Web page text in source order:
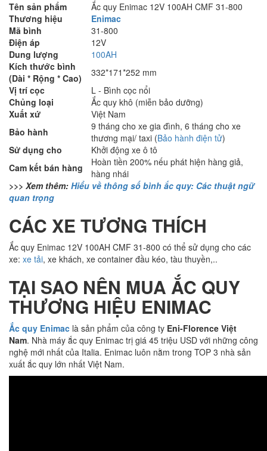
Tên sản phẩm
Ắc quy Enimac 12V 100AH CMF 31-800
Thương hiệu
Enimac
Mã bình
31-800
Điện áp
12V
Dung lượng
100AH
Kích thước bình
(Dài * Rộng * Cao)
332*171*252 mm
Vị trí cọc
L - Bình cọc nổi
Chủng loại
Ắc quy khô (miễn bảo dưỡng)
Xuất xứ
Việt Nam
Bảo hành
9 tháng cho xe gia đình, 6 tháng cho xe
thương mại/ taxi (Bảo hành điện tử)
Sử dụng cho
Khởi động xe ô tô
Cam kết bán hàng
Hoàn tiền 200% nếu phát hiện hàng giả,
hàng nhái
>>> Xem thêm: Hiểu về thông số bình ắc quy: Các thuật ngữ
quan trọng
CÁC XE TƯƠNG THÍCH
Ắc quy Enimac 12V 100AH CMF 31-800 có thể sử dụng cho các
xe: xe tải, xe khách, xe container đầu kéo, tàu thuyền,..
TẠI SAO NÊN MUA ẮC QUY
THƯƠNG HIỆU ENIMAC
Ắc quy Enimac là sản phẩm của công ty Eni-Florence Việt
Nam. Nhà máy ắc quy Enimac trị giá 45 triệu USD với những công
nghệ mới nhất của Italia. Enimac luôn nằm trong TOP 3 nhà sản
xuất ắc quy lớn nhất Việt Nam.